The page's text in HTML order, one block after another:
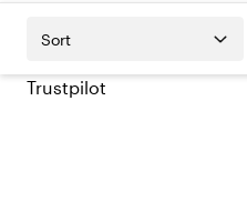
Sort
Trustpilot